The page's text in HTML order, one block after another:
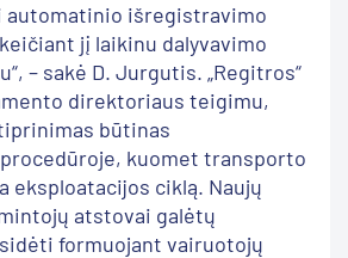
automatinio išregistravimo
jį laikinu dalyvavimo
– sakė D. Jurgutis. „Regitros“
direktoriaus teigimu,
būtinas
kuomet transporto
eksploatacijos ciklą. Naujų
atstovai galėtų
formuojant vairuotojų